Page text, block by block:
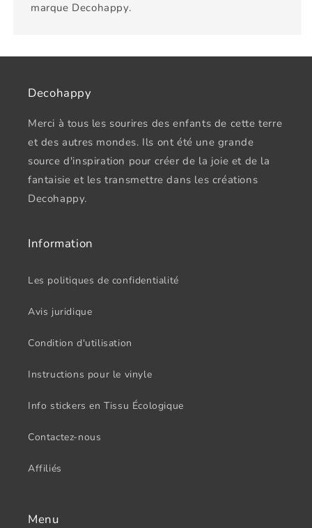
marque Decohappy.
Decohappy
Merci à tous les sourires des enfants de cette terre
et des autres mondes. Ils ont été une grande
source d'inspiration pour créer de la joie et de la
fantaisie et les transmettre dans les créations
Decohappy.
Information
Les politiques de confidentialité
Avis juridique
Condition d'utilisation
Instructions pour le vinyle
Info stickers en Tissu Écologique
Contactez-nous
Affiliés
Menu